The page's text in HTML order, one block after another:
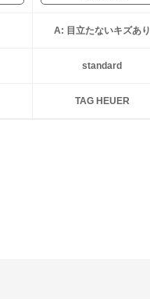
A: 目立たないキズあり
standard
TAG HEUER